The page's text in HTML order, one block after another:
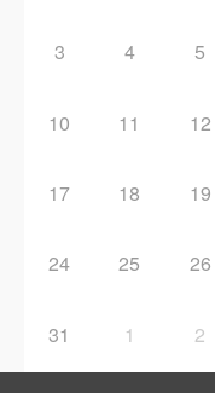
3 4 5
10 11 12
17 18 19
24 25 26
31 1 2